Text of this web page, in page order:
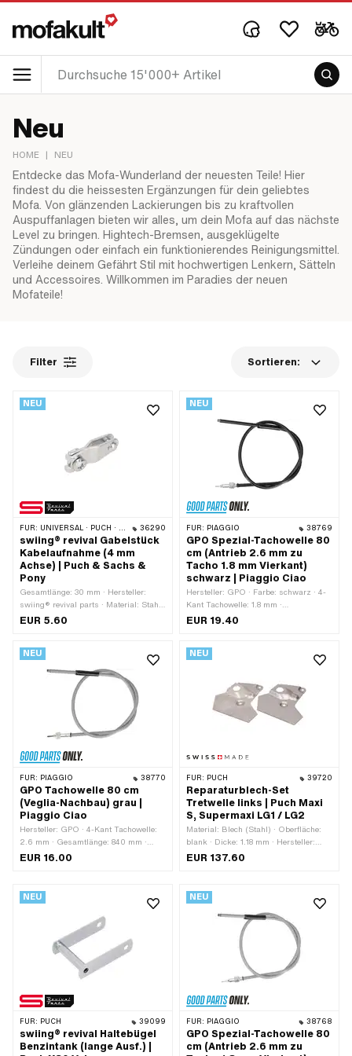
Neu
HOME | NEU
Entdecke das Mofa-Wunderland der neuesten Teile! Hier
findest du die heissesten Ergänzungen für dein geliebtes
Mofa. Von glänzenden Lackierungen bis zu kraftvollen
Auspuffanlagen bieten wir alles, um dein Mofa auf das nächste
Level zu bringen. Hightech-Bremsen, ausgeklügelte
Zündungen oder einfach ein funktionierendes Reinigungsmittel.
Verleihe deinem Gefährt Stil mit hochwertigen Lenkern, Sätteln
und Accessoires. Willkommen im Paradies der neuen
Mofateile!
Filter Sortieren:
NEU
FÜR: UNIVERSAL · PUCH · SACHS · PONY / CILO (BETA 521 & 512) · ZÜNDAPP BELMONDO 36290
swiing® revival Gabelstück
Kabelaufnahme (4 mm
Achse) | Puch & Sachs &
Pony
Gesamtlänge: 30 mm · Hersteller:
swiing® revival parts · Material: Stahl
· Oberfläche: verzinkt (blau) · Pony
F5114
EUR 5.60
NEU
FÜR: PIAGGIO 38769
GPO Spezial-Tachowelle 80
cm (Antrieb 2.6 mm zu
Tacho 1.8 mm Vierkant)
schwarz | Piaggio Ciao
Hersteller: GPO · Farbe: schwarz · 4-
Kant Tachowelle: 1.8 mm ·
Gesamtlänge: 840 mm · Länge
Nr.: 186324 · Piaggio OEM-Nr.: 187423
Alternative Ausf. der Piaggio OEM-Nr.:
186324 · Alternative Ausf. der Piaggio
OEM-Nr.: 187423 · Alternative Ausf.
der Piaggio OEM-Nr.: 274959
EUR 19.40
NEU
FÜR: PIAGGIO 38770
GPO Tachowelle 80 cm
(Veglia-Nachbau) grau |
Piaggio Ciao
Hersteller: GPO · 4-Kant Tachowelle:
2.6 mm · Gesamtlänge: 840 mm ·
Gewindeart: MF11x0.75 (Feingewinde)
Piaggio OEM-Nr.: 187423 · Piaggio
OEM-Nr.: 274959
EUR 16.00
NEU
FÜR: PUCH 39720
Reparaturblech-Set
Tretwelle links | Puch Maxi
S, Supermaxi LG1 / LG2
Material: Blech (Stahl) · Oberfläche:
blank · Dicke: 1.18 mm · Hersteller:
Made in Switzerland ·
EUR 137.60
NEU
FÜR: PUCH 39099
swiing® revival Haltebügel
Benzintank (lange Ausf.) |
NEU
FÜR: PIAGGIO 38768
GPO Spezial-Tachowelle 80
cm (Antrieb 2.6 mm zu